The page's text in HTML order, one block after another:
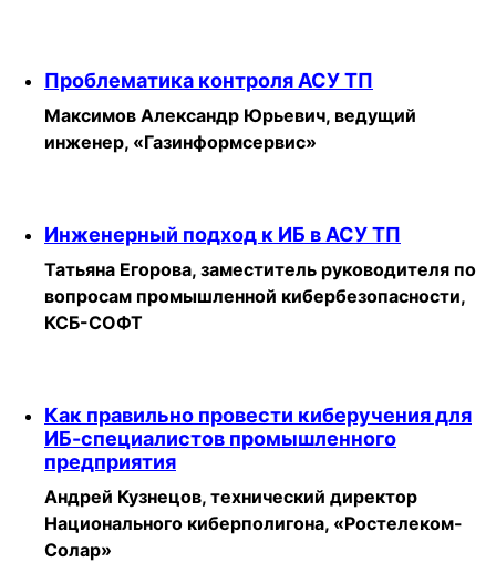
Проблематика контроля АСУ ТП
Максимов Александр Юрьевич, ведущий
инженер, «Газинформсервис»
Инженерный подход к ИБ в АСУ ТП
Татьяна Егорова, заместитель руководителя по
вопросам промышленной кибербезопасности,
КСБ-СОФТ
Как правильно провести киберучения для
ИБ-специалистов промышленного
предприятия
Андрей Кузнецов, технический директор
Национального киберполигона, «Ростелеком-
Солар»